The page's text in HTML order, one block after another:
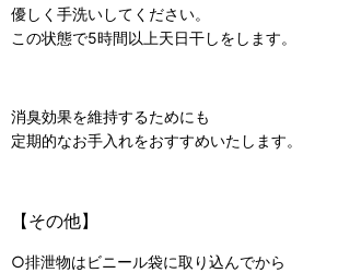
優しく手洗いしてください。
この状態で5時間以上天日干しをします。
消臭効果を維持するためにも
定期的なお手入れをおすすめいたします。
【その他】
○排泄物はビニール袋に取り込んでから